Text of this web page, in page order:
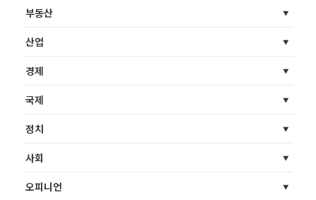
부동산
산업
경제
국제
정치
사회
오피니언